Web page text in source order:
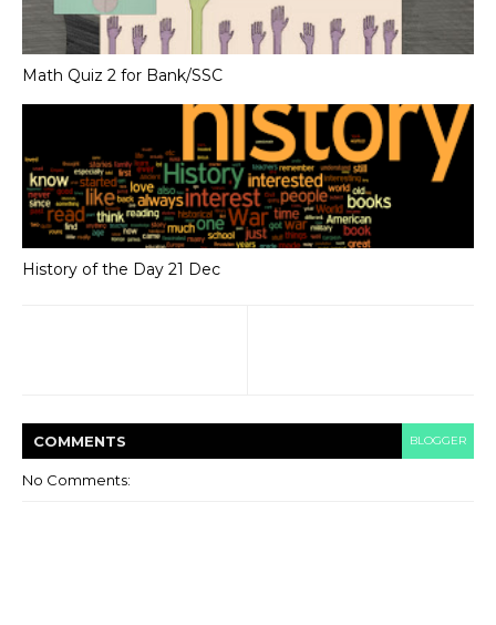
Math Quiz 2 for Bank/SSC
History of the Day 21 Dec
COMMENTS BLOGGER
No Comments: